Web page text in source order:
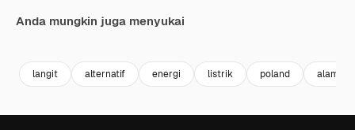
Anda mungkin juga menyukai
langit alternatif energi listrik poland alami